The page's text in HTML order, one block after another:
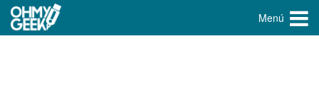
Menú